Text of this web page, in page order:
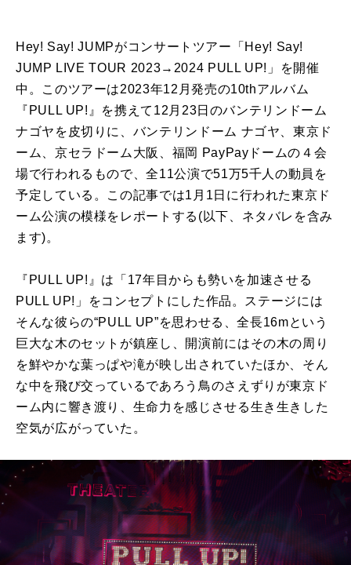
Hey! Say! JUMPがコンサートツアー「Hey! Say!
JUMP LIVE TOUR 2023→2024 PULL UP!」を開催
中。このツアーは2023年12月発売の10thアルバム
『PULL UP!』を携えて12月23日のバンテリンドーム
ナゴヤを皮切りに、バンテリンドーム ナゴヤ、東京ド
ーム、京セラドーム大阪、福岡 PayPayドームの４会
場で行われるもので、全11公演で51万5千人の動員を
予定している。この記事では1月1日に行われた東京ド
ーム公演の模様をレポートする (以下、ネタバレを含み
ます)。
『PULL UP!』は「17年目からも勢いを加速させる
PULL UP!」をコンセプトにした作品。ステージには
そんな彼らの“PULL UP”を思わせる、全長16mという
巨大な木のセットが鎮座し、開演前にはその木の周り
を鮮やかな葉っぱや滝が映し出されていたほか、そん
な中を飛び交っているであろう鳥のさえずりが東京ド
ーム内に響き渡り、生命力を感じさせる生き生きした
空気が広がっていた。